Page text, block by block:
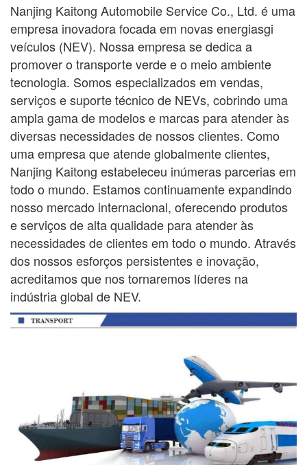
Nanjing Kaitong Automobile Service Co., Ltd. é uma
empresa inovadora focada em novas energiasgi
veículos (NEV). Nossa empresa se dedica a
promover o transporte verde e o meio ambiente
tecnologia. Somos especializados em vendas,
serviços e suporte técnico de NEVs, cobrindo uma
ampla gamade modelos e marcas para atender às
diversas necessidades de nossos clientes. Como
uma empresa que atende globalmenteclientes,
Nanjing Kaitong estabeleceu inúmeras parcerias em
todo o mundo. Estamos continuamenteexpandindo
nosso mercado internacional, oferecendo produtos
e serviços de alta qualidade para atender às
necessidades declientes em todo o mundo. Através
dos nossos esforços persistentes e inovação,
acreditamos que nos tornaremos líderes na
indústria global de NEV.